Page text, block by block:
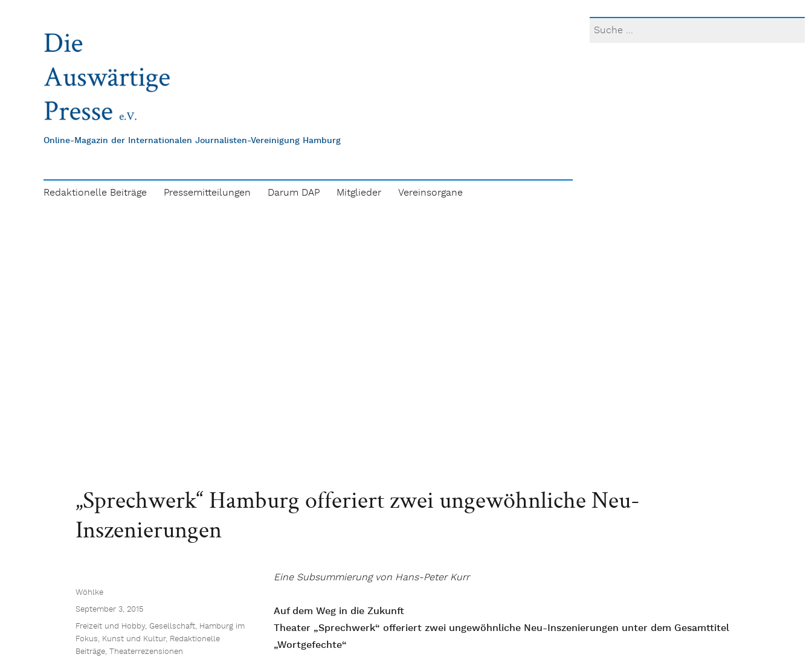
Online-Magazin der Internationalen Journalisten-Vereinigung Hamburg
Redaktionelle Beiträge Pressemitteilungen Darum DAP Mitglieder Vereinsorgane
„Sprechwerk“ Hamburg offeriert zwei ungewöhnliche Neu-
Inszenierungen
Eine Subsummierung von Hans-Peter Kurr
Auf dem Weg in die Zukunft
Theater „Sprechwerk“ offeriert zwei ungewöhnliche Neu-Inszenierungen unter dem Gesamttitel
„Wortgefechte“
Wöhlke
September 3, 2015
Freizeit und Hobby, Gesellschaft, Hamburg im
Fokus, Kunst und Kultur, Redaktionelle
Beiträge, Theaterrezensionen